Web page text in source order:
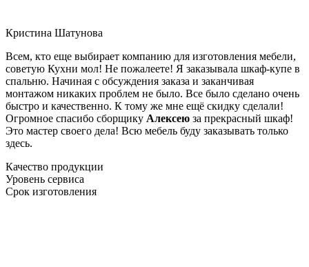
Кристина Шатунова
Всем, кто еще выбирает компанию для изготовления мебели,
советую Кухни мол! Не пожалеете! Я заказывала шкаф-купе в
спальню. Начиная с обсуждения заказа и заканчивая
монтажом никаких проблем не было. Все было сделано очень
быстро и качественно. К тому же мне ещё скидку сделали!
Огромное спасибо сборщику Алексею за прекрасный шкаф!
Это мастер своего дела! Всю мебель буду заказывать только
здесь.
Качество продукции
Уровень сервиса
Срок изготовления